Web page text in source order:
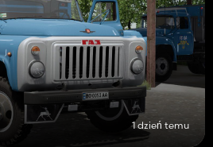
1 dzień temu